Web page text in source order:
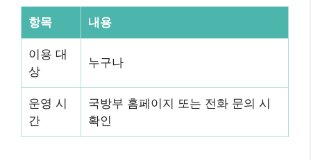
항목 내용
이용 대
상
누구나
운영 시
간
국방부 홈페이지 또는 전화 문의 시
확인